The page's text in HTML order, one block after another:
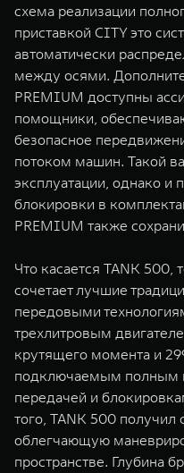
схема реализации
приставкой CITY это
автоматически
между осями.
PREMIUM доступны
помощники,
безопасное
потоком машин. Такой
эксплуатации, однако
блокировки в
PREMIUM также
Что касается TANK 500,
сочетает лучшие
передовыми
трехлитровым
крутящего момента и
подключаемым полным
передачей и
того, TANK 500 получил
облегчающую
пространстве. Глубина